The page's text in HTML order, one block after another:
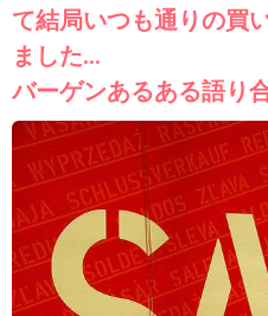
て結局いつも通りの買
ました…
バーゲンあるある語り